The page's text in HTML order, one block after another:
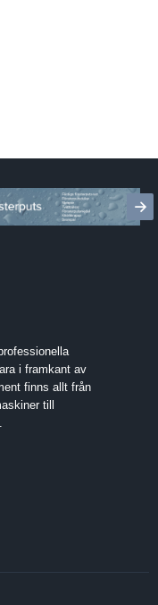
i framkant av
finns allt från
till